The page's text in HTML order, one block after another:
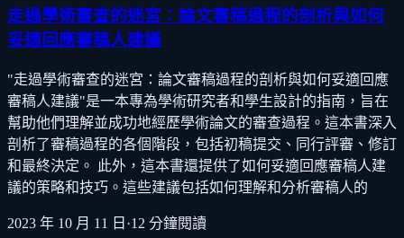
走過學術審查的迷宮：論文審稿過程的剖析與如何
妥適回應審稿人建議
"走過學術審查的迷宮：論文審稿過程的剖析與如何妥適回應
審稿人建議"是一本專為學術研究者和學生設計的指南，旨在
幫助他們理解並成功地經歷學術論文的審查過程。這本書深入
剖析了審稿過程的各個階段，包括初稿提交、同行評審、修訂
和最終決定。 此外，這本書還提供了如何妥適回應審稿人建
議的策略和技巧。這些建議包括如何理解和分析審稿人的
2023 年 10 月 11 日 ·12 分鐘閱讀